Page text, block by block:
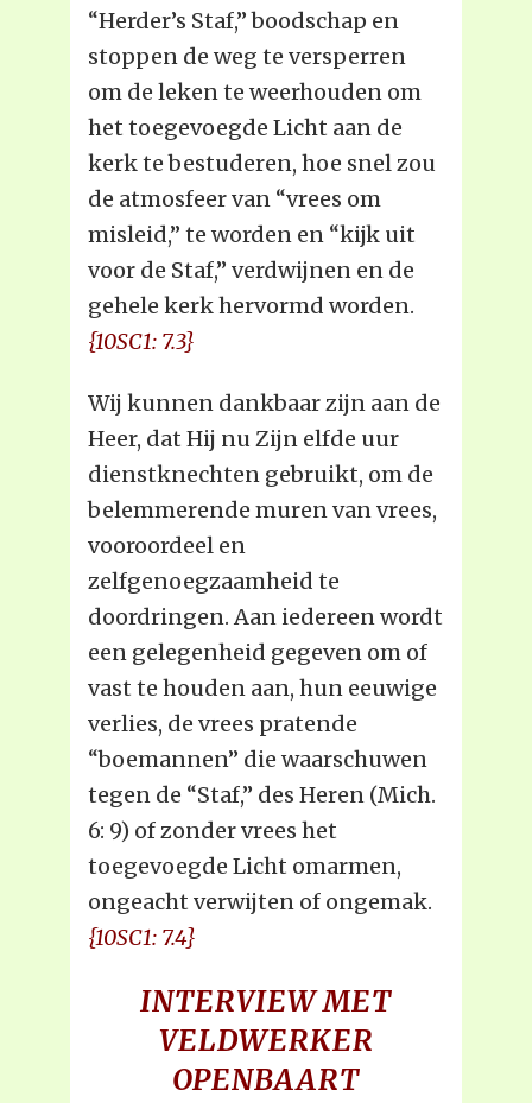
“Herder’s Staf,” boodschap en
stoppen de weg te versperren
om de leken te weerhouden om
het toegevoegde Licht aan de
kerk te bestuderen, hoe snel zou
de atmosfeer van “vrees om
misleid,” te worden en “kijk uit
voor de Staf,” verdwijnen en de
gehele kerk hervormd worden.
{10SC1: 7.3}
Wij kunnen dankbaar zijn aan de
Heer, dat Hij nu Zijn elfde uur
dienstknechten gebruikt, om de
belemmerende muren van vrees,
vooroordeel en
zelfgenoegzaamheid te
doordringen. Aan iedereen wordt
een gelegenheid gegeven om of
vast te houden aan, hun eeuwige
verlies, de vrees pratende
“boemannen” die waarschuwen
tegen de “Staf,” des Heren (Mich.
6: 9) of zonder vrees het
toegevoegde Licht omarmen,
ongeacht verwijten of ongemak.
{10SC1: 7.4}
INTERVIEW MET
VELDWERKER
OPENBAART